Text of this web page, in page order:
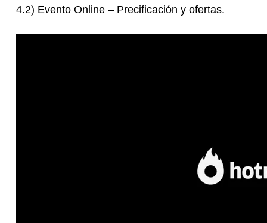
4.2) Evento Online – Precificación y ofertas.